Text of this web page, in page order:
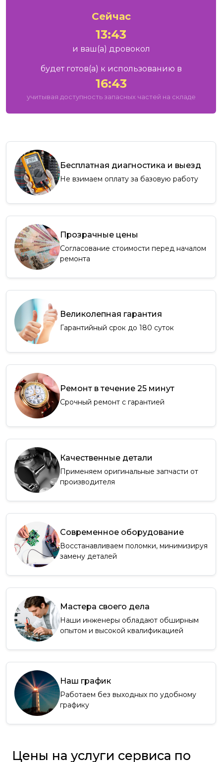
Сейчас
13:43
и ваш(а) дровокол
будет готов(а) к использованию в
16:43
учитывая доступность запасных частей на складе
Бесплатная диагностика и выезд
Не взимаем оплату за базовую работу
Прозрачные цены
Согласование стоимости перед началом
ремонта
Великолепная гарантия
Гарантийный срок до 180 суток
Ремонт в течение 25 минут
Срочный ремонт с гарантией
Качественные детали
Применяем оригинальные запчасти от
производителя
Современное оборудование
Восстанавливаем поломки, минимизируя
замену деталей
Мастера своего дела
Наши инженеры обладают обширным
опытом и высокой квалификацией
Наш график
Работаем без выходных по удобному
графику
Цены на услуги сервиса по